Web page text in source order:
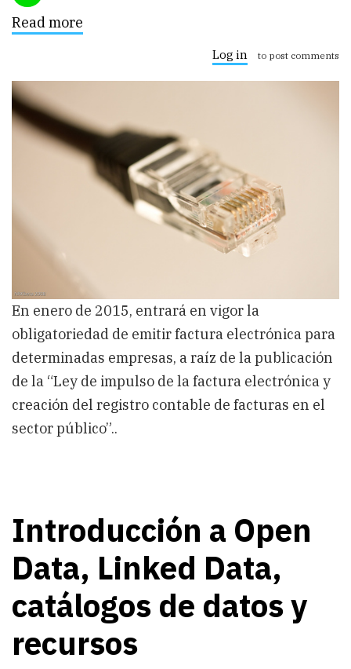
Read more
“Ley
de
la
factura
electrónica”
Log in to post comments
En enero de 2015, entrará en vigor la
obligatoriedad de emitir factura electrónica para
determinadas empresas, a raíz de la publicación
de la “Ley de impulso de la factura electrónica y
creación del registro contable de facturas en el
sector público”..
Introducción a Open
Data, Linked Data,
catálogos de datos y
recursos